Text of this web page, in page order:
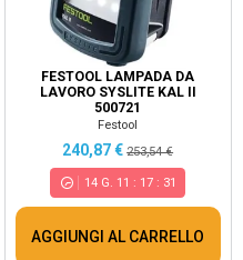
FESTOOL LAMPADA DA
LAVORO SYSLITE KAL II
500721
Festool
240,87 €253,54 €
14G. 11 : 17: 30
AGGIUNGI AL CARRELLO